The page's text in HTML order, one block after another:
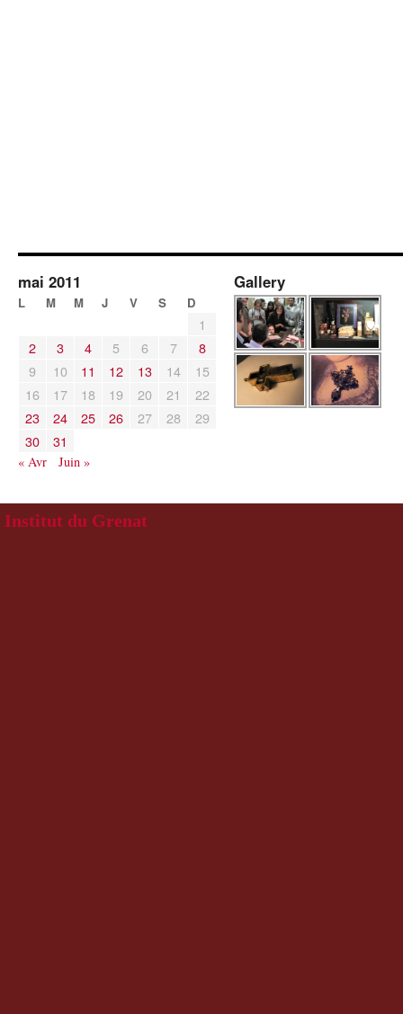
mai 2011
L M M J V S D
1
2
3 4 5 6 7
8
9
10 11 12 13 14
15
16
17 18 19 20 21
22
23
24 25 26 27 28
29
30
31
« Avr Juin »
Gallery
Institut du Grenat